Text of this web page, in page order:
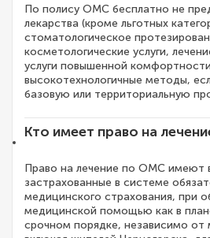
По полису ОМС бесплатно не
лекарства (кроме льготных
стоматологическое
косметологические услуги,
услуги повышенной
высокотехнологичные методы,
базовую или территориальную
Кто имеет право на
Право на лечение по ОМС имеют
застрахованные в системе
медицинского страхования, при
медицинской помощью как в
срочном порядке, независимо от